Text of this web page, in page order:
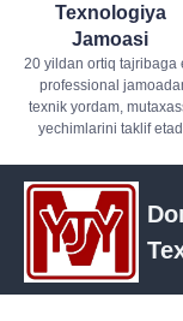
Texnologiya
Jamoasi
20 yildan ortiq tajribaga
professional
texnik yordam,
yechimlarini taklif
UZ